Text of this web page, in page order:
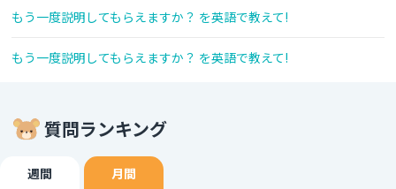
もう一度説明してもらえますか？ を英語で教えて!
もう一度説明してもらえますか？ を英語で教えて!
質問ランキング
週間 月間